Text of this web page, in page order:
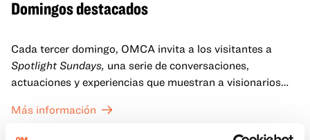
Domingos destacados
Cada tercer domingo, OMCA invita a los visitantes a
Spotlight Sundays, una serie de conversaciones,
actuaciones y experiencias que muestran a visionarios
Más información